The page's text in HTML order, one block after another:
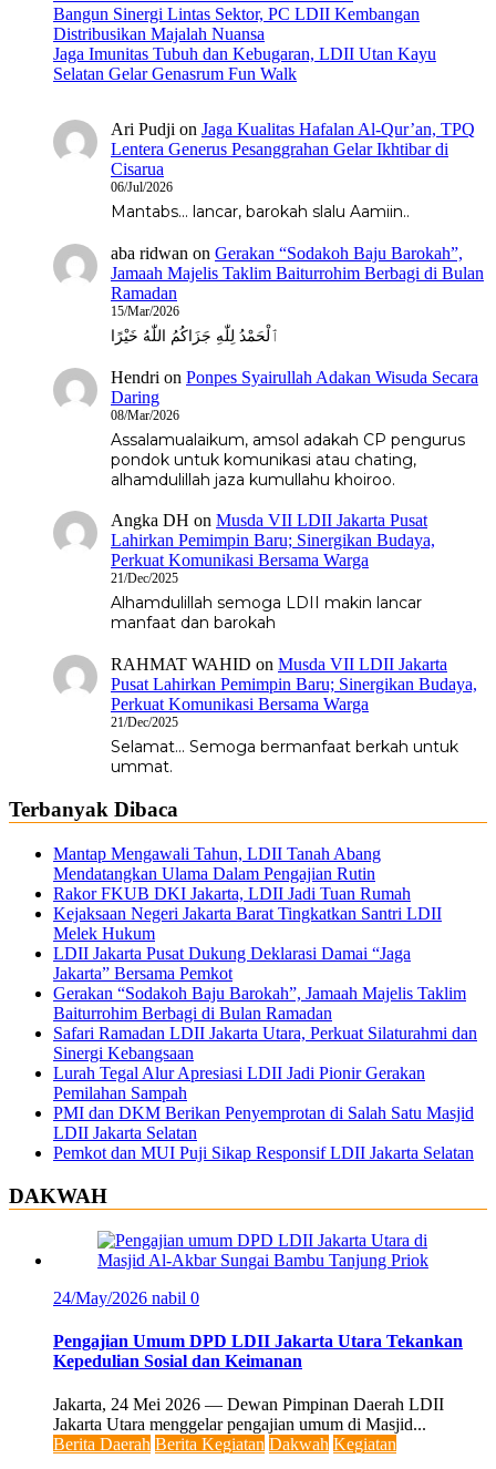
Bangun Sinergi Lintas Sektor, PC LDII Kembangan
Distribusikan Majalah Nuansa
Jaga Imunitas Tubuh dan Kebugaran, LDII Utan Kayu
Selatan Gelar Genasrum Fun Walk
Ari Pudji on Jaga Kualitas Hafalan Al-Qur’an, TPQ
Lentera Generus Pesanggrahan Gelar Ikhtibar di
Cisarua
06/Jul/2026
Mantabs... lancar, barokah slalu Aamiin..
aba ridwan on Gerakan “Sodakoh Baju Barokah”,
Jamaah Majelis Taklim Baiturrohim Berbagi di Bulan
Ramadan
15/Mar/2026
ٱلْحَمْدُ لِلّٰهِ جَزَاكُمُ اللّٰهُ خَيْرًا
Hendri on Ponpes Syairullah Adakan Wisuda Secara
Daring
08/Mar/2026
Assalamualaikum, amsol adakah CP pengurus
pondok untuk komunikasi atau chating,
alhamdulillah jaza kumullahu khoiroo.
Angka DH on Musda VII LDII Jakarta Pusat
Lahirkan Pemimpin Baru; Sinergikan Budaya,
Perkuat Komunikasi Bersama Warga
21/Dec/2025
Alhamdulillah semoga LDII makin lancar
manfaat dan barokah
RAHMAT WAHID on Musda VII LDII Jakarta
Pusat Lahirkan Pemimpin Baru; Sinergikan Budaya,
Perkuat Komunikasi Bersama Warga
21/Dec/2025
Selamat... Semoga bermanfaat berkah untuk
ummat.
Terbanyak Dibaca
Mantap Mengawali Tahun, LDII Tanah Abang
Mendatangkan Ulama Dalam Pengajian Rutin
Rakor FKUB DKI Jakarta, LDII Jadi Tuan Rumah
Kejaksaan Negeri Jakarta Barat Tingkatkan Santri LDII
Melek Hukum
LDII Jakarta Pusat Dukung Deklarasi Damai “Jaga
Jakarta” Bersama Pemkot
Gerakan “Sodakoh Baju Barokah”, Jamaah Majelis Taklim
Baiturrohim Berbagi di Bulan Ramadan
Safari Ramadan LDII Jakarta Utara, Perkuat Silaturahmi dan
Sinergi Kebangsaan
Lurah Tegal Alur Apresiasi LDII Jadi Pionir Gerakan
Pemilahan Sampah
PMI dan DKM Berikan Penyemprotan di Salah Satu Masjid
LDII Jakarta Selatan
Pemkot dan MUI Puji Sikap Responsif LDII Jakarta Selatan
DAKWAH
24/May/2026 nabil 0
Pengajian Umum DPD LDII Jakarta Utara Tekankan
Kepedulian Sosial dan Keimanan
Jakarta, 24 Mei 2026 — Dewan Pimpinan Daerah LDII
Jakarta Utara menggelar pengajian umum di Masjid...
Berita Daerah Berita Kegiatan Dakwah Kegiatan